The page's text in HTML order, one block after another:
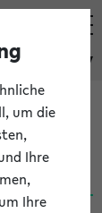
eKVV
um die
Ihre
Ihre